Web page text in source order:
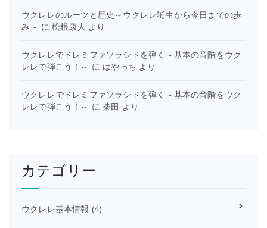
ウクレレのルーツと歴史～ウクレレ誕生から今日までの歩
み～ に松根康人 より
ウクレレでドレミファソラシドを弾く～基本の音階をウク
レレで弾こう！～ に はやっち より
ウクレレでドレミファソラシドを弾く～基本の音階をウク
レレで弾こう！～ に 柴田 より
カテゴリー
ウクレレ基本情報 (4)